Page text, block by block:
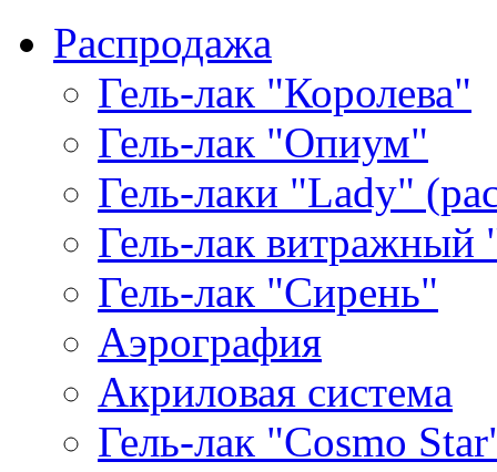
Распродажа
Гель-лак "Королева"
Гель-лак "Опиум"
Гель-лаки "Lady"
Гель-лак витражный
Гель-лак "Сирень"
Аэрография
Акриловая система
Гель-лак "Cosmo